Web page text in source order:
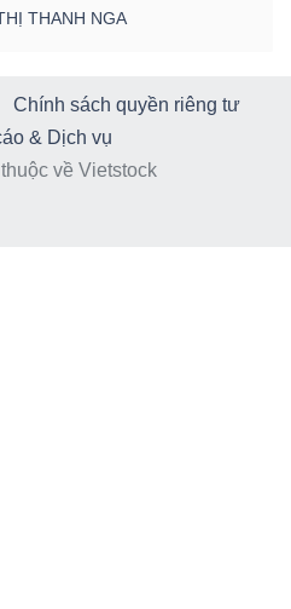
THANH NGA
Chính sách quyền riêng tư
& Dịch vụ
về Vietstock